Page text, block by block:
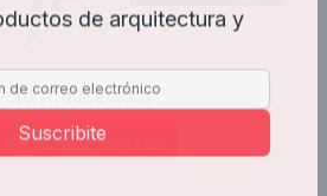
Arquitectura
Enviar mensaje
de arquitectura y
Suscribite